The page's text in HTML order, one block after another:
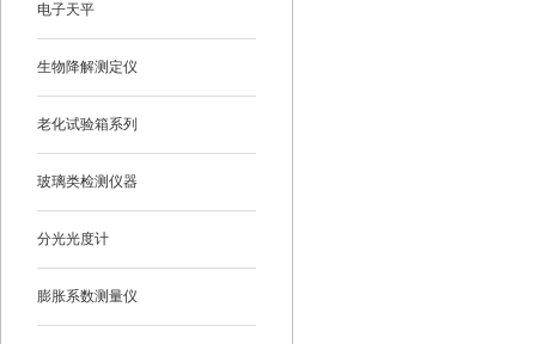
电子天平
生物降解测定仪
老化试验箱系列
玻璃类检测仪器
分光光度计
膨胀系数测量仪